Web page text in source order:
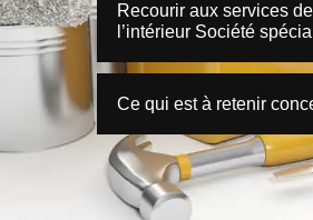
Recourir aux services
l’intérieur Société
Ce qui est à retenir